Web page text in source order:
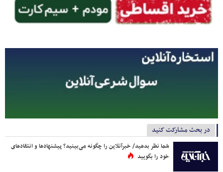
در بحث مشارکت کنید
شما نظر بدهید/ خبرآنلاین را چگونه می‌بینید؟ پیشنهادها و انتقادهای
خود را بگویید